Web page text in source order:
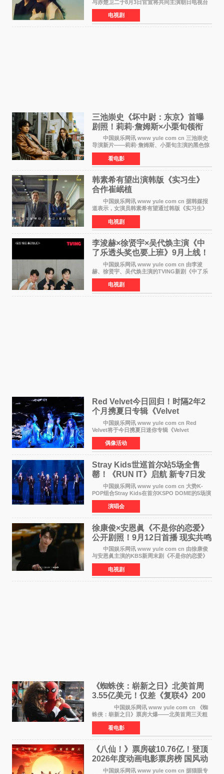
与赤楚卫二于8月3日官宣将共同主演朝日电视台
日剧《兄妹》（10月开播，每周六晚10点播
出）。这也是荣仓奈奈继TBS剧集《为了N》之
后，暌违12年再度担
电视剧
三池崇史《坏中尉：东京》首曝
剧照！莉莉·詹姆斯×小栗旬领衔
黑色惊悚再升级
中国娱乐网讯 www yule com cn 三池崇史
导演新片——莉莉·詹姆斯、小栗旬主演的黑色惊
悚电影《坏中尉：东京》首曝剧照。继阿贝尔·费
拉拉&times;哈威·凯特尔的1992年《坏中尉》和
沃纳·赫
看电影
韩素希有望出演韩版《实习生》
合作崔岷植
中国娱乐网讯 www yule com cn 据韩媒报
道表示，女演员韩素希有望通过韩版《实习生》
回归荧幕，合作前辈演员崔岷植。 根据消息
表示，演员韩素希目前已经结束了电视剧《Y计
划》的拍摄工
电视剧
李浚赫×徐贤宇×吴代焕主演《中
了乐透头奖也要上班》9月上线！
TVING先网后台
中国娱乐网讯 www yule com cn 由李浚
赫、徐贤宇、吴代焕主演的TVING新剧《中了乐
透头奖也要上班》定档9月10日播出，随后于9月
14日起登陆tvN月火档，实现先网后台双平台播出
模式。 本剧改
电视剧
Red Velvet今日回归！时隔2年2
个月携夏日专辑《Velvet
Summer》重启完整体活动
中国娱乐网讯 www yule com cn Red
Velvet将于今日携夏日迷你专辑《Velvet
Summer》时隔2年2个月重启完整体活动。这张
于8月3日发行的专辑，主打柔和成熟氛围的夏日
音乐，收录了成员们想着
偶像活动
Stray Kids世巡首尔站5场全售
罄！《RUN IT》启航 新专7日发
中国娱乐网讯 www yule com cn 大势K-
POP组合Stray Kids在首尔KSPO DOME的5场演
唱会全部售罄，为新世界巡演拉开序幕。据所属
社JYP娱乐透露，Stray Kids于上月25至26日、
29日及本月1至2日
演唱会
徐康俊×安恩眞《不是你的恋爱》
公开剧照！9月12日首播 现实共鸣
罗曼史来袭
中国娱乐网讯 www yule com cn 由徐康俊
与安恩眞主演的KBS新周末剧《不是你的恋爱》
于近日公开首波剧照，正式定档9月12日首
播。 剧照中，徐康俊与安恩眞并肩而坐，眼
神中流露出复杂而微
电视剧
《蜘蛛侠：崭新之日》北美首周
3.55亿美元！仅差《复联4》200
万 影史第二全球开画
中国娱乐网讯 www yule com cn 《蜘
蛛侠：崭新之日》票房大爆——北美首周三天粗
报3 55亿美元，仅比影史最高北美开画《复仇者
联盟4：终局之战》的3 571亿美元少200万出头，
精报调整后仍
看电影
《八仙！》票房破10.76亿！登顶
2026年度动画电影票房榜 国风动
画逆袭暑期档
中国娱乐网讯 www yule com cn 据猫眼专